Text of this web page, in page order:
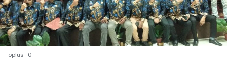
oplus_0